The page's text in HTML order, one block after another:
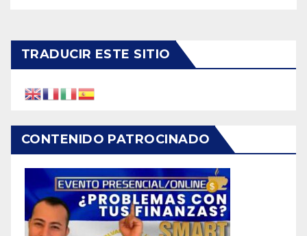
TRADUCIR ESTE SITIO
CONTENIDO PATROCINADO